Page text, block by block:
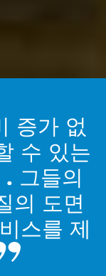
증가 없
수 있는
그들의
의 도면
스를 제